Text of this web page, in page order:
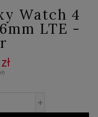
Watch 4
LTE -
+